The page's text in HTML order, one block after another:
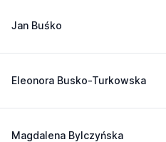
Jan Buśko
Eleonora Busko-Turkowska
Magdalena Bylczyńska